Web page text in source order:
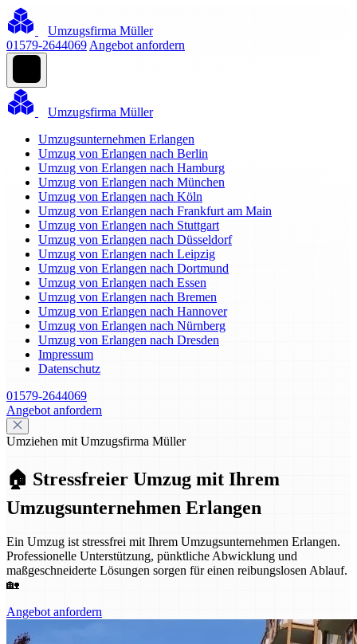
Umzugsfirma Müller
01579-2644069 Angebot anfordern
Umzugsfirma Müller
Umzugsunternehmen Erlangen
Umzug von Erlangen nach Berlin
Umzug von Erlangen nach Hamburg
Umzug von Erlangen nach München
Umzug von Erlangen nach Köln
Umzug von Erlangen nach Frankfurt am Main
Umzug von Erlangen nach Stuttgart
Umzug von Erlangen nach Düsseldorf
Umzug von Erlangen nach Leipzig
Umzug von Erlangen nach Dortmund
Umzug von Erlangen nach Essen
Umzug von Erlangen nach Bremen
Umzug von Erlangen nach Hannover
Umzug von Erlangen nach Nürnberg
Umzug von Erlangen nach Dresden
Impressum
Datenschutz
01579-2644069
Angebot anfordern
Umziehen mit Umzugsfirma Müller
🏠 Stressfreier Umzug mit Ihrem
Umzugsunternehmen Erlangen
Ein Umzug ist stressfrei mit Ihrem Umzugsunternehmen Erlangen.
Professionelle Unterstützung, pünktliche Abwicklung und
maßgeschneiderte Lösungen sorgen für einen reibungslosen Ablauf.
🏡
Angebot anfordern